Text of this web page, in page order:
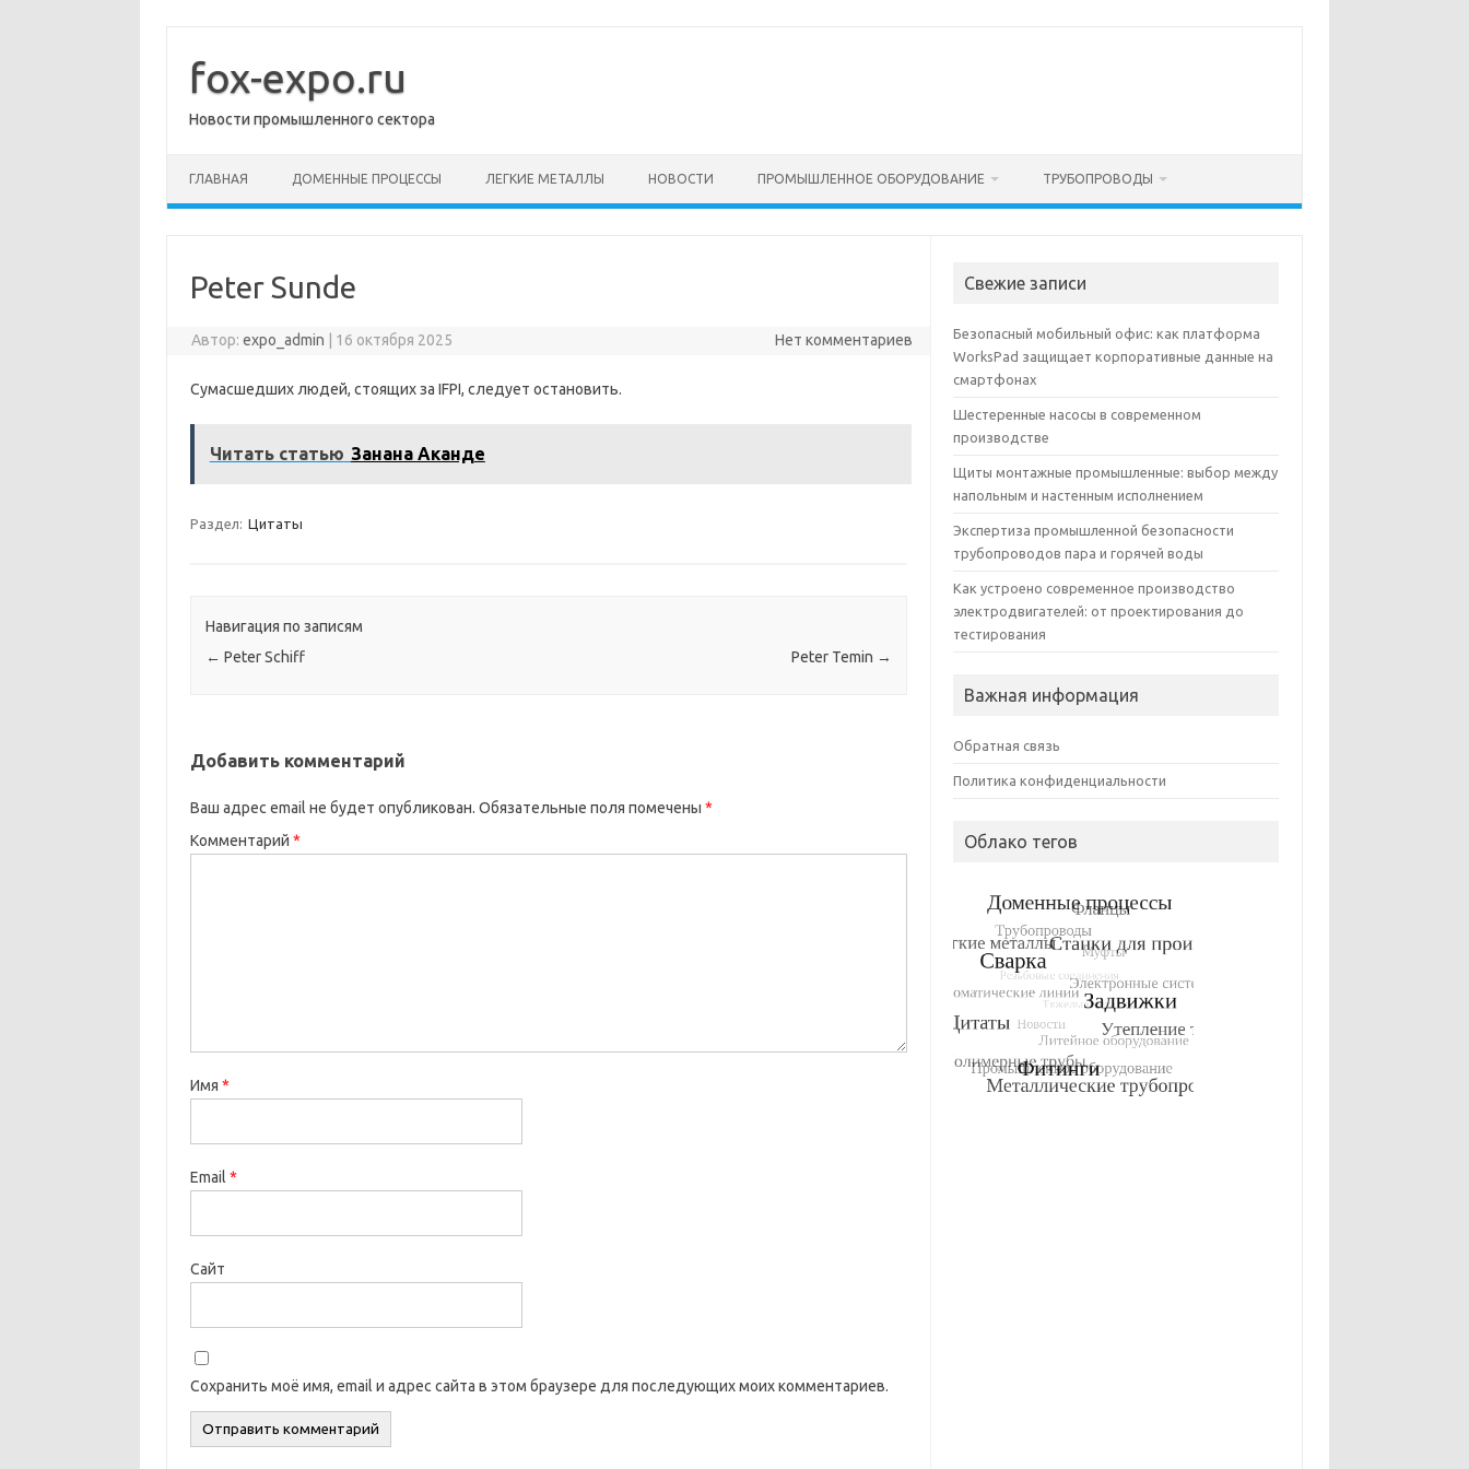
содержимому
fox-expo.ru
Новости промышленного сектора
ГЛАВНАЯ ДОМЕННЫЕ ПРОЦЕССЫ ЛЕГКИЕ МЕТАЛЛЫ НОВОСТИ ПРОМЫШЛЕННОЕ ОБОРУДОВАНИЕ ТРУБОПРОВОДЫ
Peter Sunde
Автор:expo_admin 16 октября 2025 Нет комментариев
Сумасшедших людей, стоящих за IFPI, следует остановить.
Читать статью Занана Аканде
Раздел: Цитаты
Навигация по записям
← Peter Schiff Peter Temin →
Добавить комментарий
Ваш адрес email не будет опубликован. Обязательные поля помечены *
Комментарий *
Имя *
Email *
Сайт
Сохранить моё имя, email и адрес сайта в этом браузере для последующих моих комментариев.
Свежие записи
Безопасный мобильный офис: как платформа
WorksPad защищает корпоративные данные на
смартфонах
Шестеренные насосы в современном
производстве
Щиты монтажные промышленные: выбор между
напольным и настенным исполнением
Экспертиза промышленной безопасности
трубопроводов пара и горячей воды
Как устроено современное производство
электродвигателей: от проектирования до
тестирования
Важная информация
Обратная связь
Политика конфиденциальности
Облако тегов